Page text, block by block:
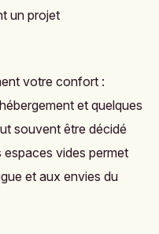
un projet
votre confort :
et quelques
souvent être décidé
vides permet
et aux envies du